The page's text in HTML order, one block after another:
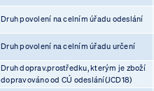
Druh povolení na celním úřadu odeslání
Druh povolení na celním úřadu určení
Druh doprav.prostředku, kterým je zboží
dopravováno od CÚ odeslání(JCD18)